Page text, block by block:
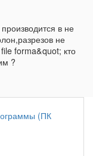
в не
не
forma&quot; кто
?
(ПК